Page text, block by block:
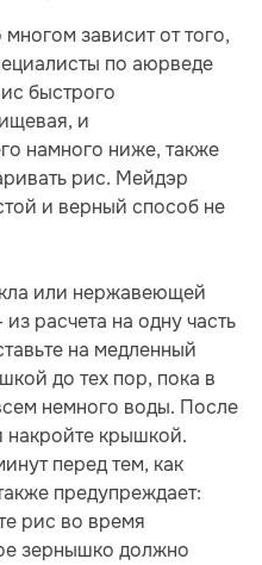
зависит от того,
по аюрведе
быстрого
и
намного ниже, также
рис. Мейдэр
и верный способ не
или нержавеющей
расчета на одну часть
на медленный
до тех пор, пока в
немного воды. После
накройте крышкой.
перед тем, как
предупреждает:
рис во время
зернышко должно